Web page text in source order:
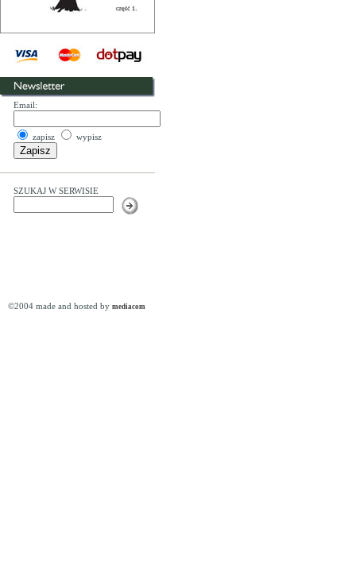
Email:
zapisz wypisz
SZUKAJ W SERWISIE
©2004 made and hosted by mediacom